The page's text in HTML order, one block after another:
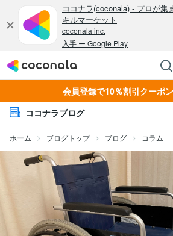
会員登録で10％割引クーポ
ココナラブログ
ホーム ブログトップ ブログ コラム